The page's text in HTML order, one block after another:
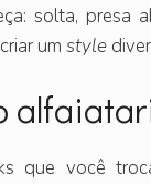
solta, presa
um style
que você